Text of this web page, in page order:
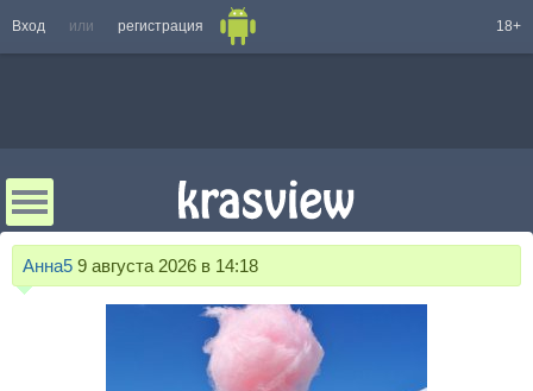
Вход или регистрация 18+
Анна5 9 августа 2026 в 14:18